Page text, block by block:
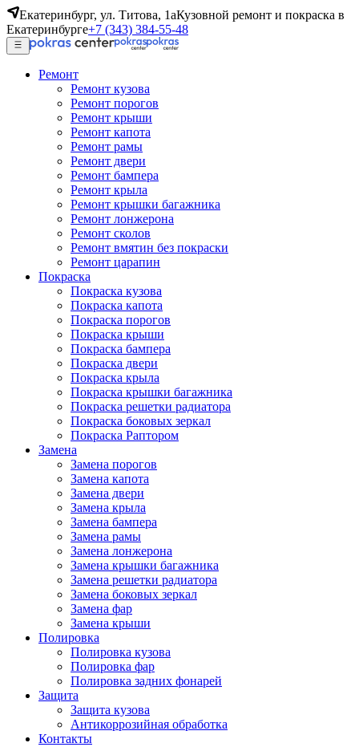
Екатеринбург, ул. Титова, 1аКузовной ремонт и покраска в
Екатеринбурге+7 (343) 384-55-48
Ремонт
Ремонт кузова
Ремонт порогов
Ремонт крыши
Ремонт капота
Ремонт рамы
Ремонт двери
Ремонт бампера
Ремонт крыла
Ремонт крышки багажника
Ремонт лонжерона
Ремонт сколов
Ремонт вмятин без покраски
Ремонт царапин
Покраска
Покраска кузова
Покраска капота
Покраска порогов
Покраска крыши
Покраска бампера
Покраска двери
Покраска крыла
Покраска крышки багажника
Покраска решетки радиатора
Покраска боковых зеркал
Покраска Раптором
Замена
Замена порогов
Замена капота
Замена двери
Замена крыла
Замена бампера
Замена рамы
Замена лонжерона
Замена крышки багажника
Замена решетки радиатора
Замена боковых зеркал
Замена фар
Замена крыши
Полировка
Полировка кузова
Полировка фар
Полировка задних фонарей
Защита
Защита кузова
Антикоррозийная обработка
Контакты